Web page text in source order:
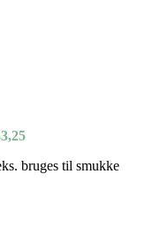
Prisinterval:
til
bruges til smukke